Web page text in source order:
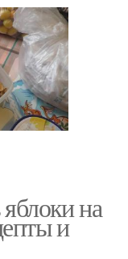
на
и